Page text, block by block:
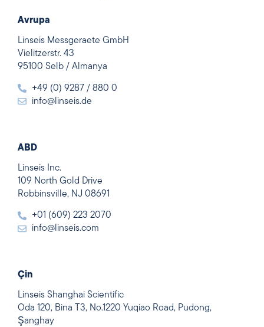
Avrupa
Linseis Messgeraete GmbH
Vielitzerstr. 43
95100 Selb / Almanya
+49 (0) 9287 / 880 0
info@linseis.de
ABD
Linseis Inc.
109 North Gold Drive
Robbinsville, NJ 08691
+01 (609) 223 2070
info@linseis.com
Çin
Linseis Shanghai Scientific
Oda 120, Bina T3, No.1220 Yuqiao Road, Pudong,
Şanghay